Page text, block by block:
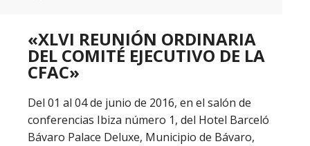
«XLVI REUNIÓN ORDINARIA
DEL COMITÉ EJECUTIVO DE LA
CFAC»
Del 01 al 04 de junio de 2016, en el salón de
conferencias Ibiza número 1, del Hotel Barceló
Bávaro Palace Deluxe, Municipio de Bávaro,